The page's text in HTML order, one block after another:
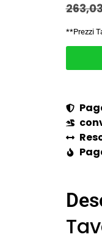
**Prezzi